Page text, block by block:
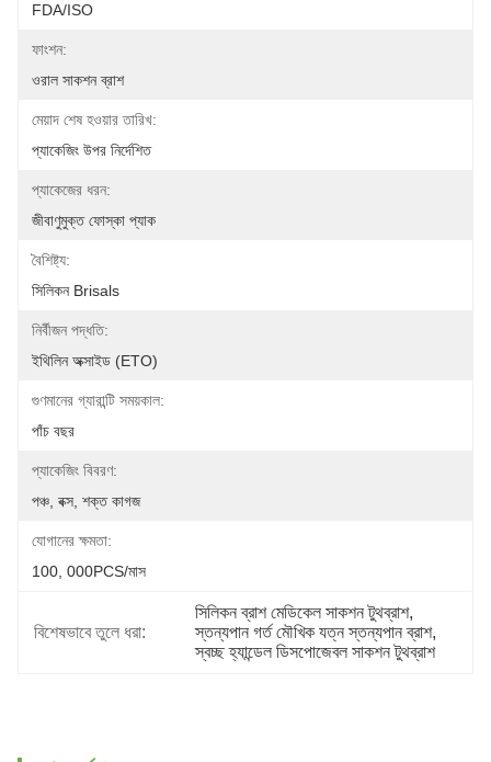
FDA/ISO
ফাংশন:
ওরাল সাকশন ব্রাশ
মেয়াদ শেষ হওয়ার তারিখ:
প্যাকেজিং উপর নির্দেশিত
প্যাকেজের ধরন:
জীবাণুমুক্ত ফোস্কা প্যাক
বৈশিষ্ট্য:
সিলিকন Brisals
নির্বীজন পদ্ধতি:
ইথিলিন অক্সাইড (ETO)
গুণমানের গ্যারান্টি সময়কাল:
পাঁচ বছর
প্যাকেজিং বিবরণ:
পঞ্চ, বক্স, শক্ত কাগজ
যোগানের ক্ষমতা:
100, 000PCS/মাস
বিশেষভাবে তুলে ধরা:
সিলিকন ব্রাশ মেডিকেল সাকশন টুথব্রাশ,
স্তন্যপান গর্ত মৌখিক যত্ন স্তন্যপান ব্রাশ,
স্বচ্ছ হ্যান্ডেল ডিসপোজেবল সাকশন টুথব্রাশ